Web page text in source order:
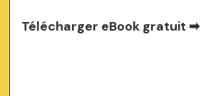
Télécharger eBook gratuit ➡